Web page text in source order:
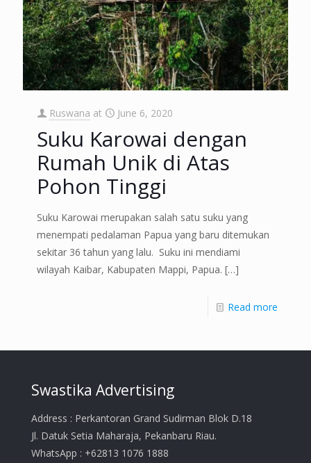
Ruswana at June 6, 2020
Suku Karowai dengan
Rumah Unik di Atas
Pohon Tinggi
Suku Karowai merupakan salah satu suku yang
menempati pedalaman Papua yang baru ditemukan
sekitar 36 tahun yang lalu. Suku ini mendiami
wilayah Kaibar, Kabupaten Mappi, Papua. […]
Read more
Swastika Advertising
Address : Perkantoran Grand Sudirman Blok D.18
Jl. Datuk Setia Maharaja, Pekanbaru Riau.
WhatsApp : +62813 1076 1888